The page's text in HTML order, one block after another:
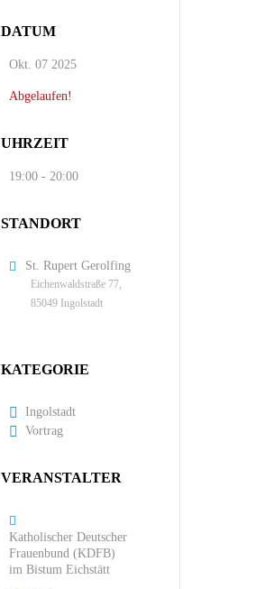
DATUM
Okt. 07 2025
Abgelaufen!
UHRZEIT
19:00 - 20:00
STANDORT
St. Rupert Gerolfing
Eichenwaldstraße 77,
85049 Ingolstadt
KATEGORIE
Ingolstadt
Vortrag
VERANSTALTER
Katholischer Deutscher
Frauenbund (KDFB)
im Bistum Eichstätt